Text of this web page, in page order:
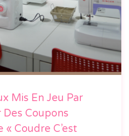
Mis En Jeu Par
Des Coupons
« Coudre C’est